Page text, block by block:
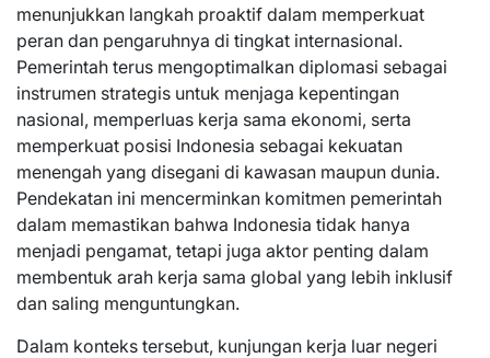
menunjukkan langkah proaktif dalam memperkuat
peran dan pengaruhnya di tingkat internasional.
Pemerintah terus mengoptimalkan diplomasi sebagai
instrumen strategis untuk menjaga kepentingan
nasional, memperluas kerja sama ekonomi, serta
memperkuat posisi Indonesia sebagai kekuatan
menengah yang disegani di kawasan maupun dunia.
Pendekatan ini mencerminkan komitmen pemerintah
dalam memastikan bahwa Indonesia tidak hanya
menjadi pengamat, tetapi juga aktor penting dalam
membentuk arah kerja sama global yang lebih inklusif
dan saling menguntungkan.
Dalam konteks tersebut, kunjungan kerja luar negeri